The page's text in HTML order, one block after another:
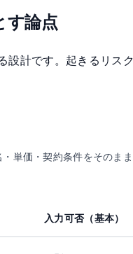
す論点
設計です。起きるリス
単価・契約条件をそのま
入力可否（基本）